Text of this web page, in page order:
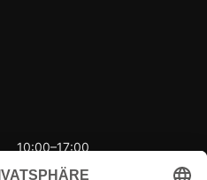
10:00–17:00
10:00–17:00